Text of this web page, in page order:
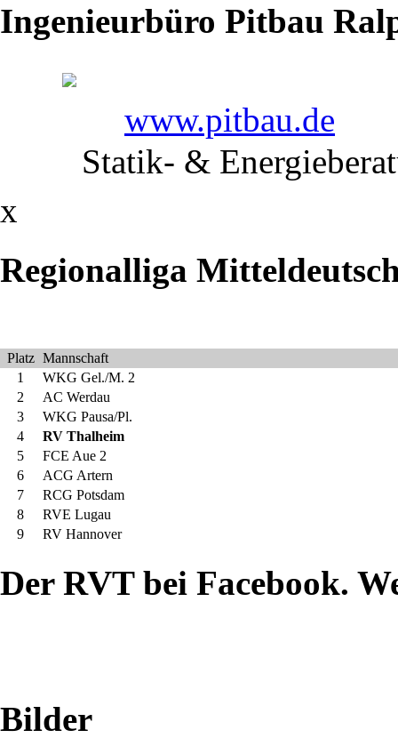
Ingenieurbüro Pitbau
www.pitbau.de
Statik- &
x
Regionalliga
Platz Mannschaft
1
WKG Gel./M. 2
2
AC Werdau
3
WKG Pausa/Pl.
4
RV Thalheim
5
FCE Aue 2
6
ACG Artern
7
RCG Potsdam
8
RVE Lugau
9
RV Hannover
Der RVT bei Facebook.
Bilder
Das
Jahr
endete
für
unsere
Nachwuchsringer
traditionell
mit
der
Weihnachtsfeier.
Nachdem
wir
im